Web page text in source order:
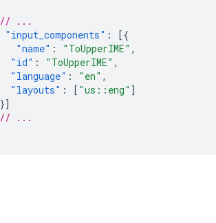
// ...
"input_components" :
[{
"name" : "ToUpperIME" ,
"id" : "ToUpperIME" ,
"language" : "en" ,
"layouts" : [ "us::eng" ]
}]
// ...